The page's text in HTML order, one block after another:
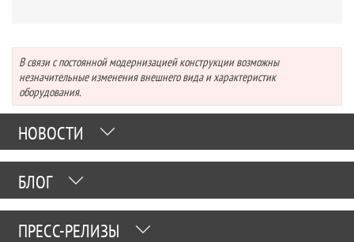
В связи с постоянной модернизацией конструкции возможны
незначительные изменения внешнего вида и характеристик
оборудования.
НОВОСТИ
БЛОГ
ПРЕСС-РЕЛИЗЫ